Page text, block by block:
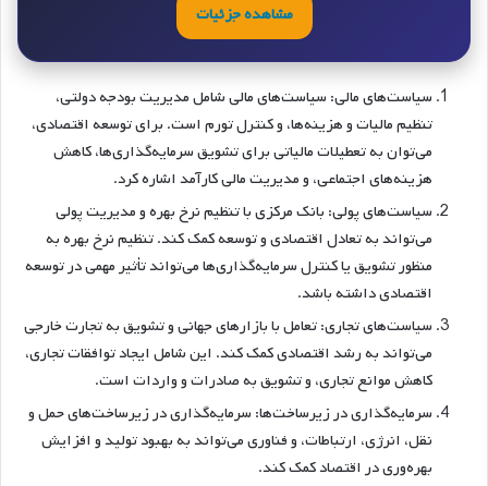
مشاهده جزئیات
سیاست‌های مالی: سیاست‌های مالی شامل مدیریت بودجه دولتی،
تنظیم مالیات و هزینه‌ها، و کنترل تورم است. برای توسعه اقتصادی،
می‌توان به تعطیلات مالیاتی برای تشویق سرمایه‌گذاری‌ها، کاهش
هزینه‌های اجتماعی، و مدیریت مالی کارآمد اشاره کرد.
سیاست‌های پولی: بانک مرکزی با تنظیم نرخ بهره و مدیریت پولی
می‌تواند به تعادل اقتصادی و توسعه کمک کند. تنظیم نرخ بهره به
منظور تشویق یا کنترل سرمایه‌گذاری‌ها می‌تواند تأثیر مهمی در توسعه
اقتصادی داشته باشد.
سیاست‌های تجاری: تعامل با بازارهای جهانی و تشویق به تجارت خارجی
می‌تواند به رشد اقتصادی کمک کند. این شامل ایجاد توافقات تجاری،
کاهش موانع تجاری، و تشویق به صادرات و واردات است.
سرمایه‌گذاری در زیرساخت‌ها: سرمایه‌گذاری در زیرساخت‌های حمل و
نقل، انرژی، ارتباطات، و فناوری می‌تواند به بهبود تولید و افزایش
بهره‌وری در اقتصاد کمک کند.